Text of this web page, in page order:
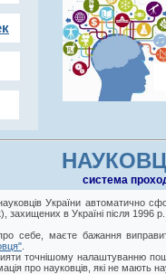
cистема
України автоматично
захищених в Україні після
себе, маєте бажання
точнішому налаштуванню
про науковців, які не мають